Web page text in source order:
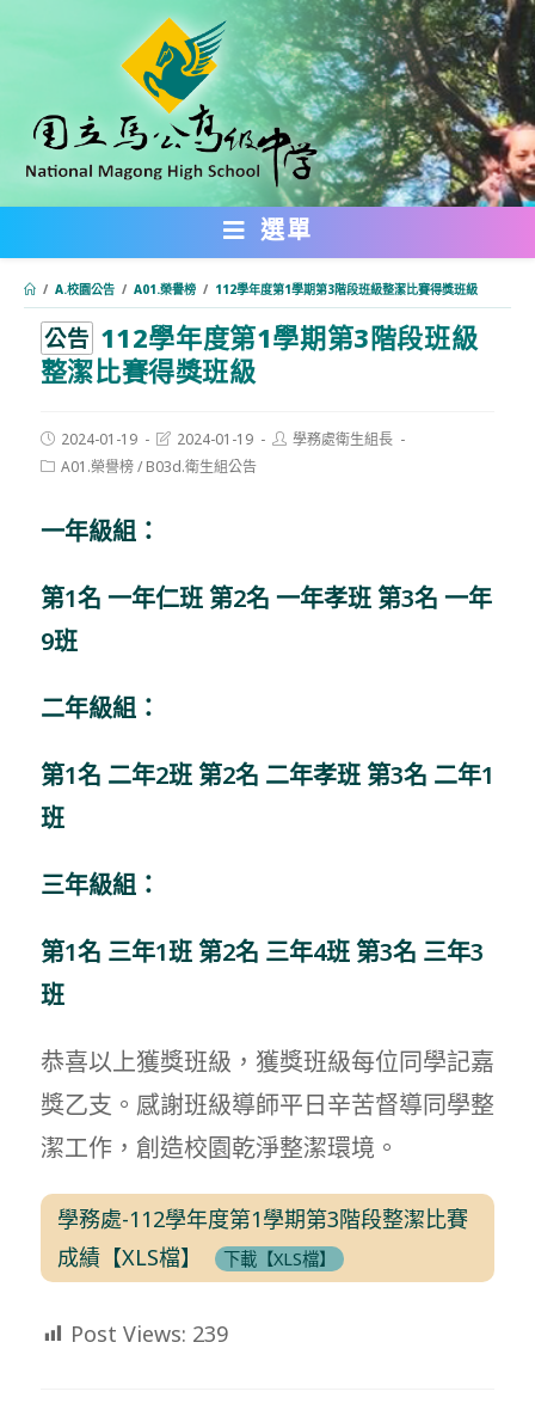
內
選單
/ A.校園公告 / A01.榮譽榜 / 112學年度第1學期第3階段班級整潔比賽得獎班級
公告 112學年度第1學期第3階段班級
整潔比賽得獎班級
Post
published:
2024-01-19
Post
last
modified:
2024-01-19
Post學務處衛生組長
PostA01.榮譽榜/ B03d.衛生組公告
一年級組：
第1名 一年仁班 第2名 一年孝班 第3名 一年
9班
二年級組：
第1名 二年2班 第2名 二年孝班 第3名 二年1
班
三年級組：
第1名 三年1班 第2名 三年4班 第3名 三年3
班
恭喜以上獲獎班級，獲獎班級每位同學記嘉
獎乙支。感謝班級導師平日辛苦督導同學整
潔工作，創造校園乾淨整潔環境。
學務處-112學年度第1學期第3階段整潔比賽
成績【XLS檔】
下載【XLS檔】
Post Views: 239